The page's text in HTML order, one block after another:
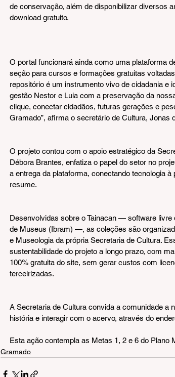
de conservação, além de disponibilizar diversos
download gratuito.
O portal funcionará ainda como uma plataforma
seção para cursos e formações gratuitas
repositório é um instrumento vivo de cidadania e
gestão Nestor e Luia com a preservação da
clique, conectar cidadãos, futuras gerações e
Gramado”, afirma o secretário de Cultura, Jonas
O projeto contou com o apoio estratégico da
Débora Brantes, enfatiza o papel do setor no
a entrega da plataforma, conectando tecnologia
resume.
Desenvolvidas sobre o Tainacan — software
de Museus (Ibram) —, as coleções são
e Museologia da própria Secretaria de Cultura.
sustentabilidade do projeto a longo prazo, com
100% gratuita do site, sem gerar custos com
terceirizadas.
A Secretaria de Cultura convida a comunidade a
história e interagir com o acervo, através do
Esta ação contempla as Metas 1, 2 e 6 do Plano
Gramado